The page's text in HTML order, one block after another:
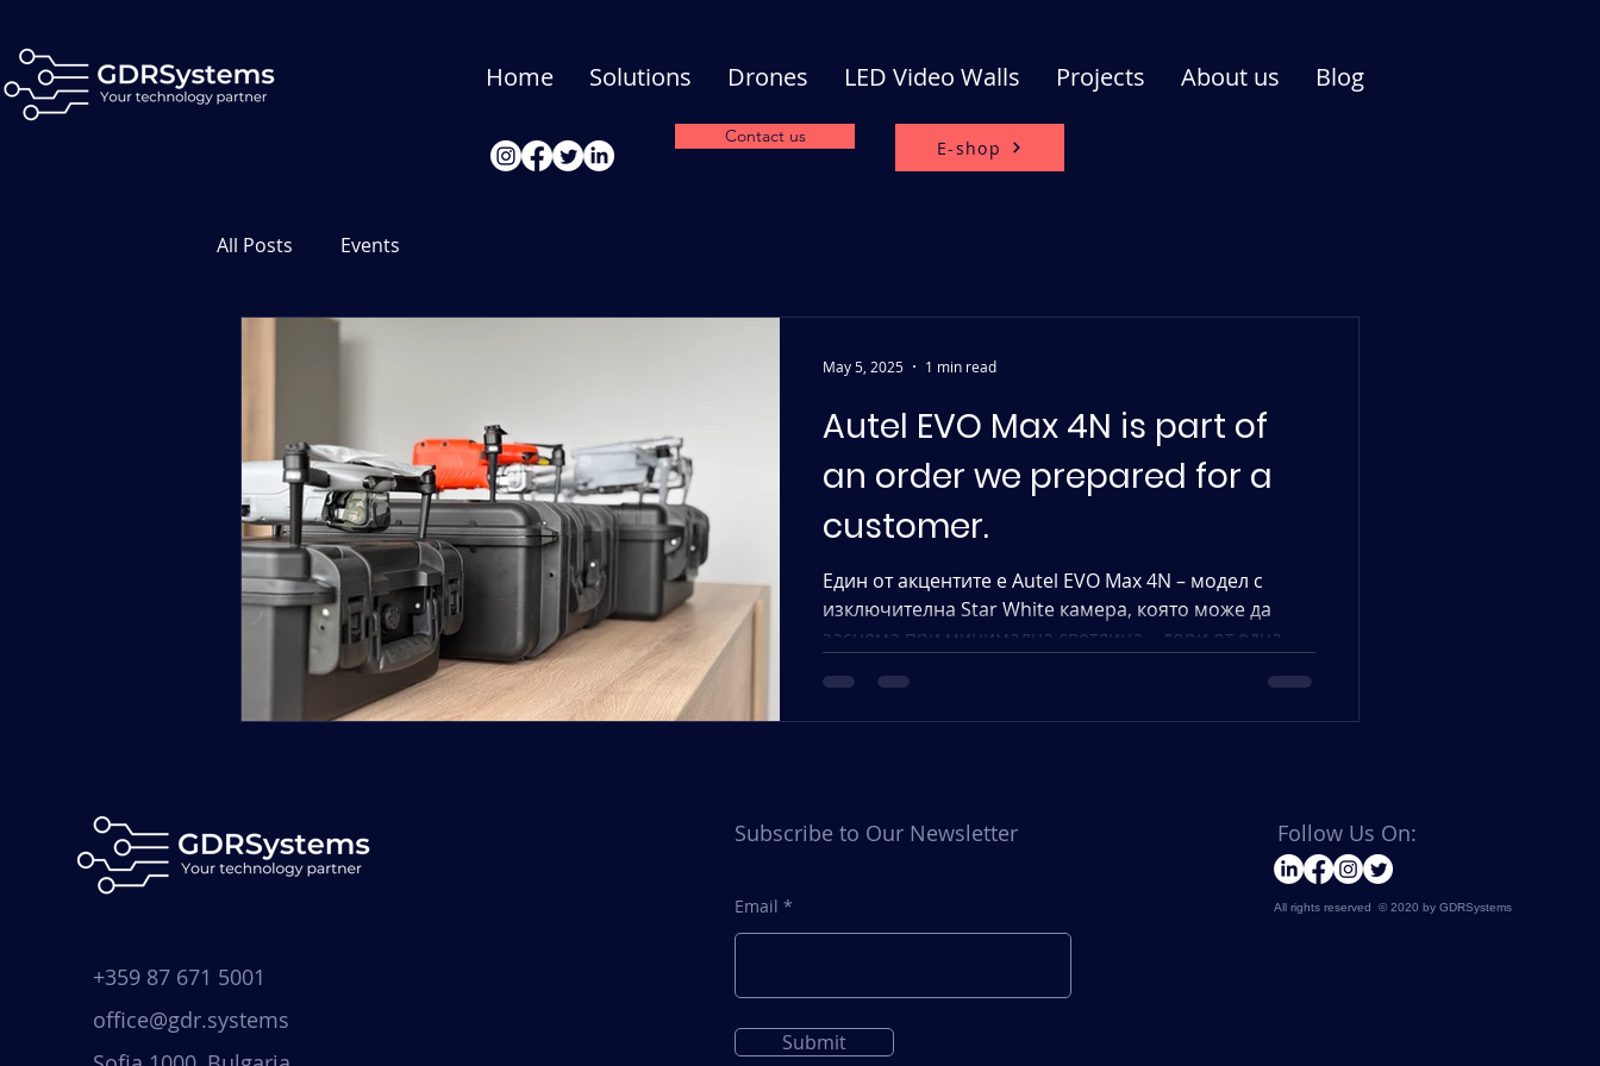
Home Solutions Drones LED Video Walls Projects About us Blog
Contact us
E-shop
All Posts Events
Autel EVO Max 4N is part of
an order we prepared for a
customer.
Един от акцентите е Autel EVO Max 4N – модел с
изключителна Star White камера, която може да
заснема при минимална светлина – дори от една
надежден в пълна тъмнина и при специализирани
нощни мисии.
May 5, 2025 1 min read
+359 87 671 5001
office@gdr.systems
Subscribe to Our Newsletter
Email
Submit
Follow Us On:
All rights reserved © 2020 by GDRSystems